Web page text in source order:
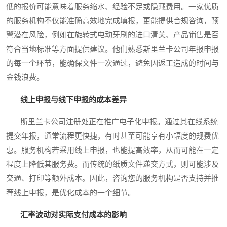
低的报价可能意味着服务缩水、经验不足或隐藏费用。一家优质
的服务机构不仅能准确高效地完成填报，更能提供合规咨询，预
警潜在风险，例如在旋转式电动牙刷的进口清关、产品销售是否
符合当地标准等方面提供建议。他们熟悉斯里兰卡公司年报申报
的每一个环节，能确保文件一次通过，避免因返工造成的时间与
金钱浪费。
线上申报与线下申报的成本差异
斯里兰卡公司注册处正在推广电子化申报。通过其在线系统
提交年报，通常流程更快捷，有时甚至可能享有小幅度的规费优
惠。服务机构若采用线上申报，也能提高效率，从而可能在一定
程度上降低其服务费。而传统的纸质文件递交方式，则可能涉及
交通、打印等额外成本。因此，咨询您的服务机构是否支持并推
荐线上申报，是优化成本的一个细节。
汇率波动对实际支付成本的影响